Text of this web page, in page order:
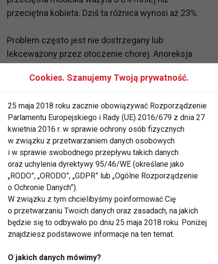
przeciętna kobieta. Dziś ta różnica wynosi aż 23%.
Problem często jest nie dostrzegany lub
lekceważony przez otoczenie chorej. Anoreksja
jako zwariowany przejaw własnej woli, uporu. A
swojej chudości. Nawet, gdy dziewczyna wygląda
jak szkielet, cały czas widzi u siebie „zbyt grube uda,
czy za szerokie biodra”.
Anoreksja psychiczna
Niezdolność do utrzymywania wagi na poziomie minimalnej wagi
właściwej dla danego wieku i wzrostu, przeżywanie intensywnego
lęku przed staniem się osobą grubą, zaburzenia spostrzegania
własnego ciała, brak miesiączki (przez kolejne 3 cykle). Anoreksja
może mieć dwie formy: restrykcyjną i bulimiczną. Zmiany
somatyczne w wypadkach skrajnych są przyczyną śmierci.
Skąd bierze się anoreksja?
Jadłowstręt psychiczny, choroba nie do końca
Cookies. Szanujemy Twoją prywatność.
25 maja 2018 roku zacznie obowiązywać Rozporządzenie
Parlamentu Europejskiego i Rady (UE) 2016/679 z dnia 27
kwietnia 2016 r. w sprawie ochrony osób fizycznych
w związku z przetwarzaniem danych osobowych
i w sprawie swobodnego przepływu takich danych
oraz uchylenia dyrektywy 95/46/WE (określane jako
„RODO”, „ORODO”, „GDPR” lub „Ogólne Rozporządzenie
o Ochronie Danych”).
W związku z tym chcielibyśmy poinformować Cię
o przetwarzaniu Twoich danych oraz zasadach, na jakich
będzie się to odbywało po dniu 25 maja 2018 roku. Poniżej
znajdziesz podstawowe informacje na ten temat.
O jakich danych mówimy?